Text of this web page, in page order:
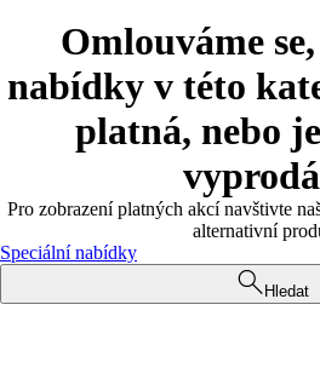
Omlouváme
nabídky v této
platná, nebo
Pro zobrazení platných akcí navštivte
alternativní
Speciální nabídky
Hledat